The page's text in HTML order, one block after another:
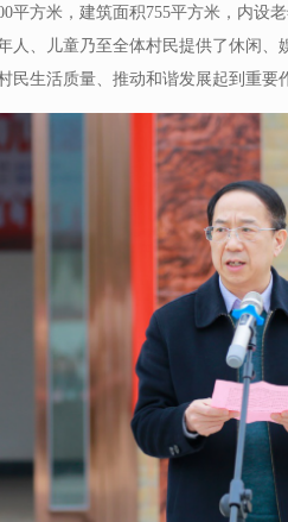
平方米，建筑面积755平方米，内设
人、儿童乃至全体村民提供了休闲、
民生活质量、推动和谐发展起到重要